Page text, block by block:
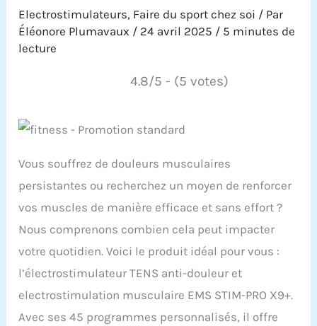
Electrostimulateurs, Faire du sport chez soi / Par
Éléonore Plumavaux / 24 avril 2025 / 5 minutes de
lecture
4.8/5 - (5 votes)
Vous souffrez de douleurs musculaires
persistantes ou recherchez un moyen de renforcer
vos muscles de manière efficace et sans effort ?
Nous comprenons combien cela peut impacter
votre quotidien. Voici le produit idéal pour vous :
l’électrostimulateur TENS anti-douleur et
electrostimulation musculaire EMS STIM-PRO X9+.
Avec ses 45 programmes personnalisés, il offre